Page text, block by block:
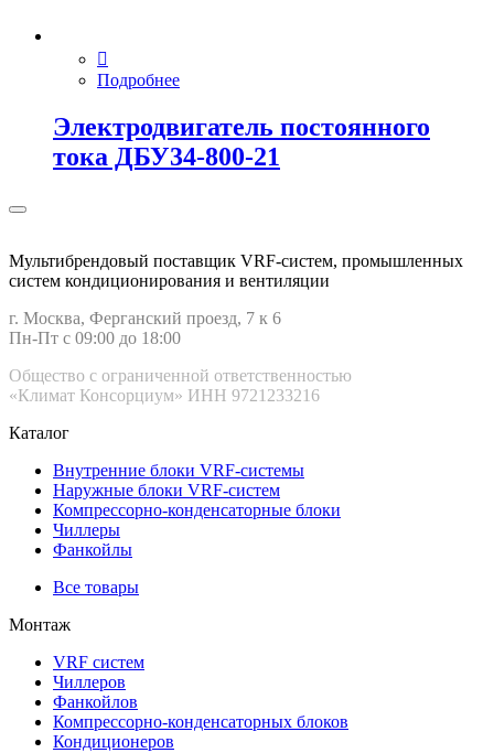
Подробнее
Электродвигатель постоянного
тока ДБУ34‑800‑21
Мультибрендовый поставщик VRF-cистем, промышленных
систем кондиционирования и вентиляции
г. Москва, Ферганский проезд, 7 к 6
Пн-Пт с 09:00 до 18:00
Общество с ограниченной ответственностью
«Климат Консорциум» ИНН 9721233216
Каталог
Внутренние блоки VRF-cистемы
Наружные блоки VRF-cистем
Компрессорно-конденсаторные блоки
Чиллеры
Фанкойлы
Все товары
Монтаж
VRF систем
Чиллеров
Фанкойлов
Компрессорно-конденсаторных блоков
Кондиционеров